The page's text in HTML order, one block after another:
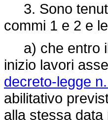
3. Sono tenuti
commi 1 e 2 e
a) che entro il
inizio lavori
decreto-legge
abilitativo
alla stessa